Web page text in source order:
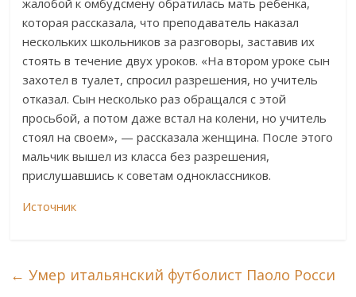
жалобой к омбудсмену обратилась мать ребенка,
которая рассказала, что преподаватель наказал
нескольких школьников за разговоры, заставив их
стоять в течение двух уроков. «На втором уроке сын
захотел в туалет, спросил разрешения, но учитель
отказал. Сын несколько раз обращался с этой
просьбой, а потом даже встал на колени, но учитель
стоял на своем», — рассказала женщина. После этого
мальчик вышел из класса без разрешения,
прислушавшись к советам одноклассников.
Источник
← Умер итальянский футболист Паоло Росси